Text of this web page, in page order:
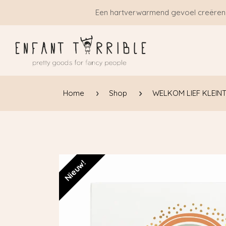
Een hartverwarmend gevoel creëren
Home Shop WELKOM LIEF
Nieuw!